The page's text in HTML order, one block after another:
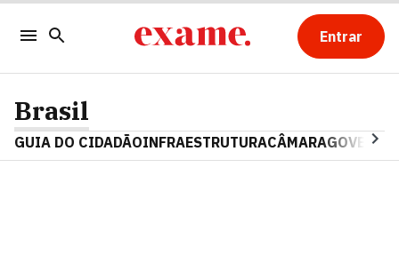
Entrar
Brasil
GUIA DO CIDADÃOINFRAESTRUTURACÂMARAGOVERNO